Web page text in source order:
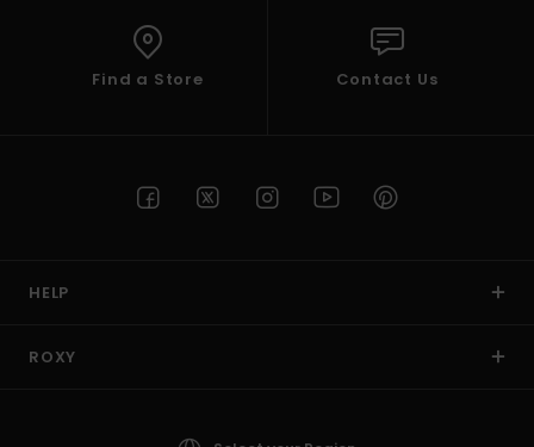
Find a Store Contact Us
HELP
ROXY